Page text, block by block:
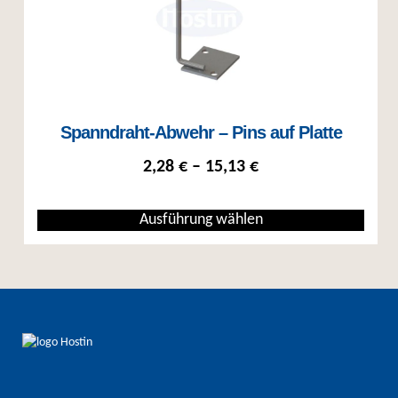
Spanndraht-Abwehr – Pins auf Platte
2,28 € – 15,13 €Preisspanne: 2,28
Ausführung wählen